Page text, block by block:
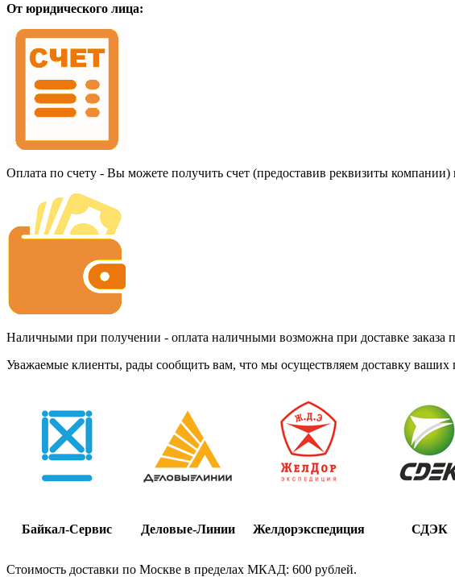
От юридического лица:
Оплата по счету - Вы можете получить счет (предоставив реквизиты
Наличными при получении - оплата наличными возможна при доставке
Уважаемые клиенты, рады сообщить вам, что мы осуществляем доставку
Байкал-Сервис Деловые-Линии Желдорэкспедиция СДЭК
Стоимость доставки по Москве в пределах МКАД: 600 рублей.